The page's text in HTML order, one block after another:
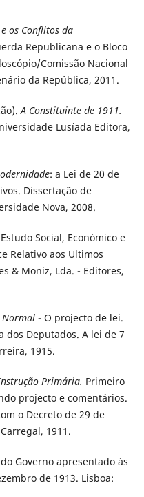
os Conflitos da
Republicana e o Bloco
Comissão Nacional
da República, 2011.
A Constituinte de 1911.
Lusíada Editora,
: a Lei de 20 de
Dissertação de
Nova, 2008.
Social, Económico e
Relativo aos Ultimos
& Moniz, Lda. - Editores,
Normal- O projecto de lei.
dos Deputados. A lei de 7
1915.
Primária. Primeiro
projecto e comentários.
o Decreto de 29 de
1911.
Governo apresentado às
de 1913. Lisboa: